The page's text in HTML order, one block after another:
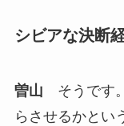
シビアな決断
曽山 そうです
らさせるかとい